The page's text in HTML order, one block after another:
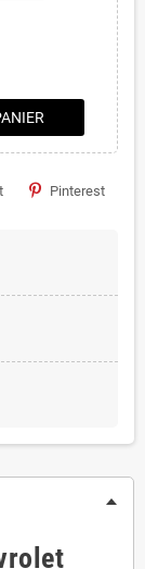
Pinterest